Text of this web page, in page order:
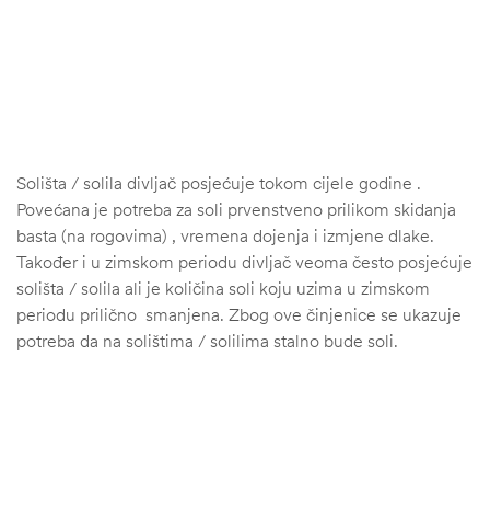
Solišta / solila divljač posjećuje tokom cijele godine .
Povećana je potreba za soli prvenstveno prilikom skidanja
basta (na rogovima) , vremena dojenja i izmjene dlake.
Također i u zimskom periodu divljač veoma često posjećuje
solišta / solila ali je količina soli koju uzima u zimskom
periodu prilično smanjena. Zbog ove činjenice se ukazuje
potreba da na solištima / solilima stalno bude soli.